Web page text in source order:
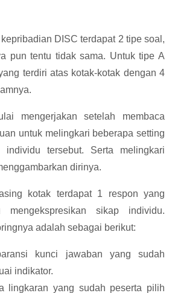
DISC terdapat 2 tipe soal,
pun tentu tidak sama. Untuk tipe A
terdiri atas kotak-kotak dengan 4
mengerjakan setelah membaca
untuk melingkari beberapa setting
individu tersebut. Serta melingkari
dirinya.
kotak terdapat 1 respon yang
sikap individu.
adalah sebagai berikut:
kunci jawaban yang sudah
indikator.
lingkaran yang sudah peserta pilih